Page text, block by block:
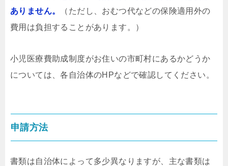
ありません。
（ただし、おむつ代などの保険適用外の
費用は負担することがあります。）
小児医療費助成制度がお住いの市町村にあるかどうか
については、各自治体のHPなどで確認してください。
申請方法
書類は自治体によって多少異なりますが、主な書類は